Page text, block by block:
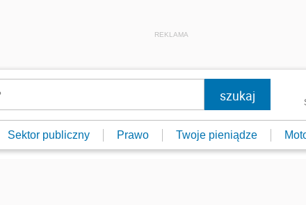
REKLAMA
Sektor publiczny Prawo Twoje pieniądze